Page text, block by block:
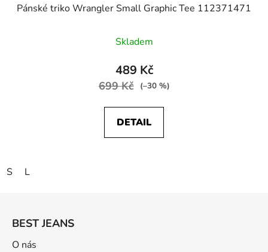
Pánské triko Wrangler Small Graphic Tee 112371471
Skladem
489 Kč
699 Kč (–30 %)
DETAIL
S L
BEST JEANS
O nás